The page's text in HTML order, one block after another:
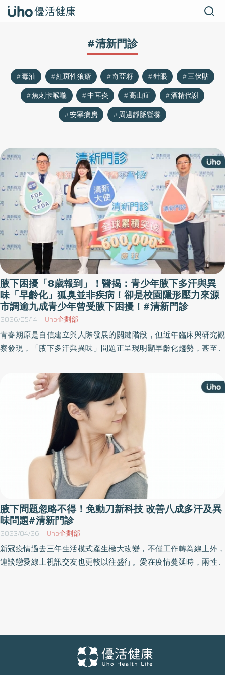
#清新門診
毒油 紅斑性狼瘡 奇亞籽 針眼
三伏貼
魚刺卡喉嚨
中耳炎 高山症
酒精代謝
安寧病房
周邊靜脈營養
腋下困擾「8歲報到」！醫揭：青少年腋下多汗與異
味「早齡化」狐臭並非疾病！卻是校園隱形壓力來源
市調逾九成青少年曾受腋下困擾！#清新門診
2026/05/14 Uho企劃部
青春期原是自信建立與人際發展的關鍵階段，但近年臨床與研究觀
察發現，「腋下多汗與異味」問題正呈現明顯早齡化趨勢，甚至成
（IHHS）資料，腋下困擾平均發生年齡已提前至約11歲，臨床上甚
至有8歲兒童因異味問題就醫；台灣皮膚科醫師臨床亦觀察到，門診
中因腋下多汗與異味求診的青少年比例已提升至約三成。 「狐臭本
身不是疾病，但當它影響孩子的心理健康、自信心與社會適應時，
就不再只是單純的氣味問題。」依世界衛生組織（WHO）對健康的
定義，健康不僅是身體無病，更包含心理與社會適應的完整狀態，
若症狀已影響心理與社交功能，即屬應被正視的醫療議題。國際研
究亦顯示，有腋下多汗困擾的青少年中，約31％出現焦慮症狀、
35%有憂鬱傾向，甚至高達75%表示腋下問題已經嚴重影響校園社
交生活。這些「看不見的壓力」，正在悄悄侵蝕青少年的社交發展
與自我認同。當青春不再純粹，醫療與社會該如何及早介入、提供
正確支持，讓孩子不因氣味而失去自信，成為當前亟需面對的重要
課題。 變調的青春！青少年腋下多汗與異味問題「早齡化」 市調顯
示93％青少年曾受腋下困擾！家長認知落差、治療觀念待補強 林口
長庚醫院皮膚部黃耀立副部長表示，青少年腋下多汗與異味問題正
呈現「早齡化」趨勢，最新市調顯示，高達93%的10至19歲青少年
擇迴避或間接表達，顯示其承受高度但隱性的心理壓力。 另一方
面，相較於青少年高度的困擾感受，家長對於腋下問題亦顯示認知
不足。調查指出，約半數家長不了解腋下多汗或狐臭與遺傳有關，
腋下問題忽略不得！免動刀新科技 改善八成多汗及異
味問題#清新門診
2023/04/26 Uho企劃部
新冠疫情過去三年生活模式產生極大改變，不僅工作轉為線上外，
連談戀愛線上視訊交友也更較以往盛行。愛在疫情蔓延時，兩性之
路上交談經驗的好感度是滿分100分，見面後如發現他/她有狐臭的
問題，好感度竟立即驟降為51.1分落入不及格，由此可看出當第一